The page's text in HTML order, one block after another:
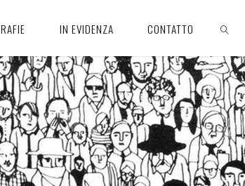
IN EVIDENZA CONTATTO
CERCA